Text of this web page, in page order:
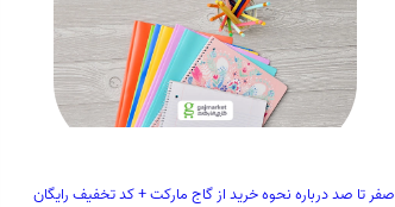
صفر تا صد درباره نحوه خرید از گاج مارکت + کد تخفیف رایگان